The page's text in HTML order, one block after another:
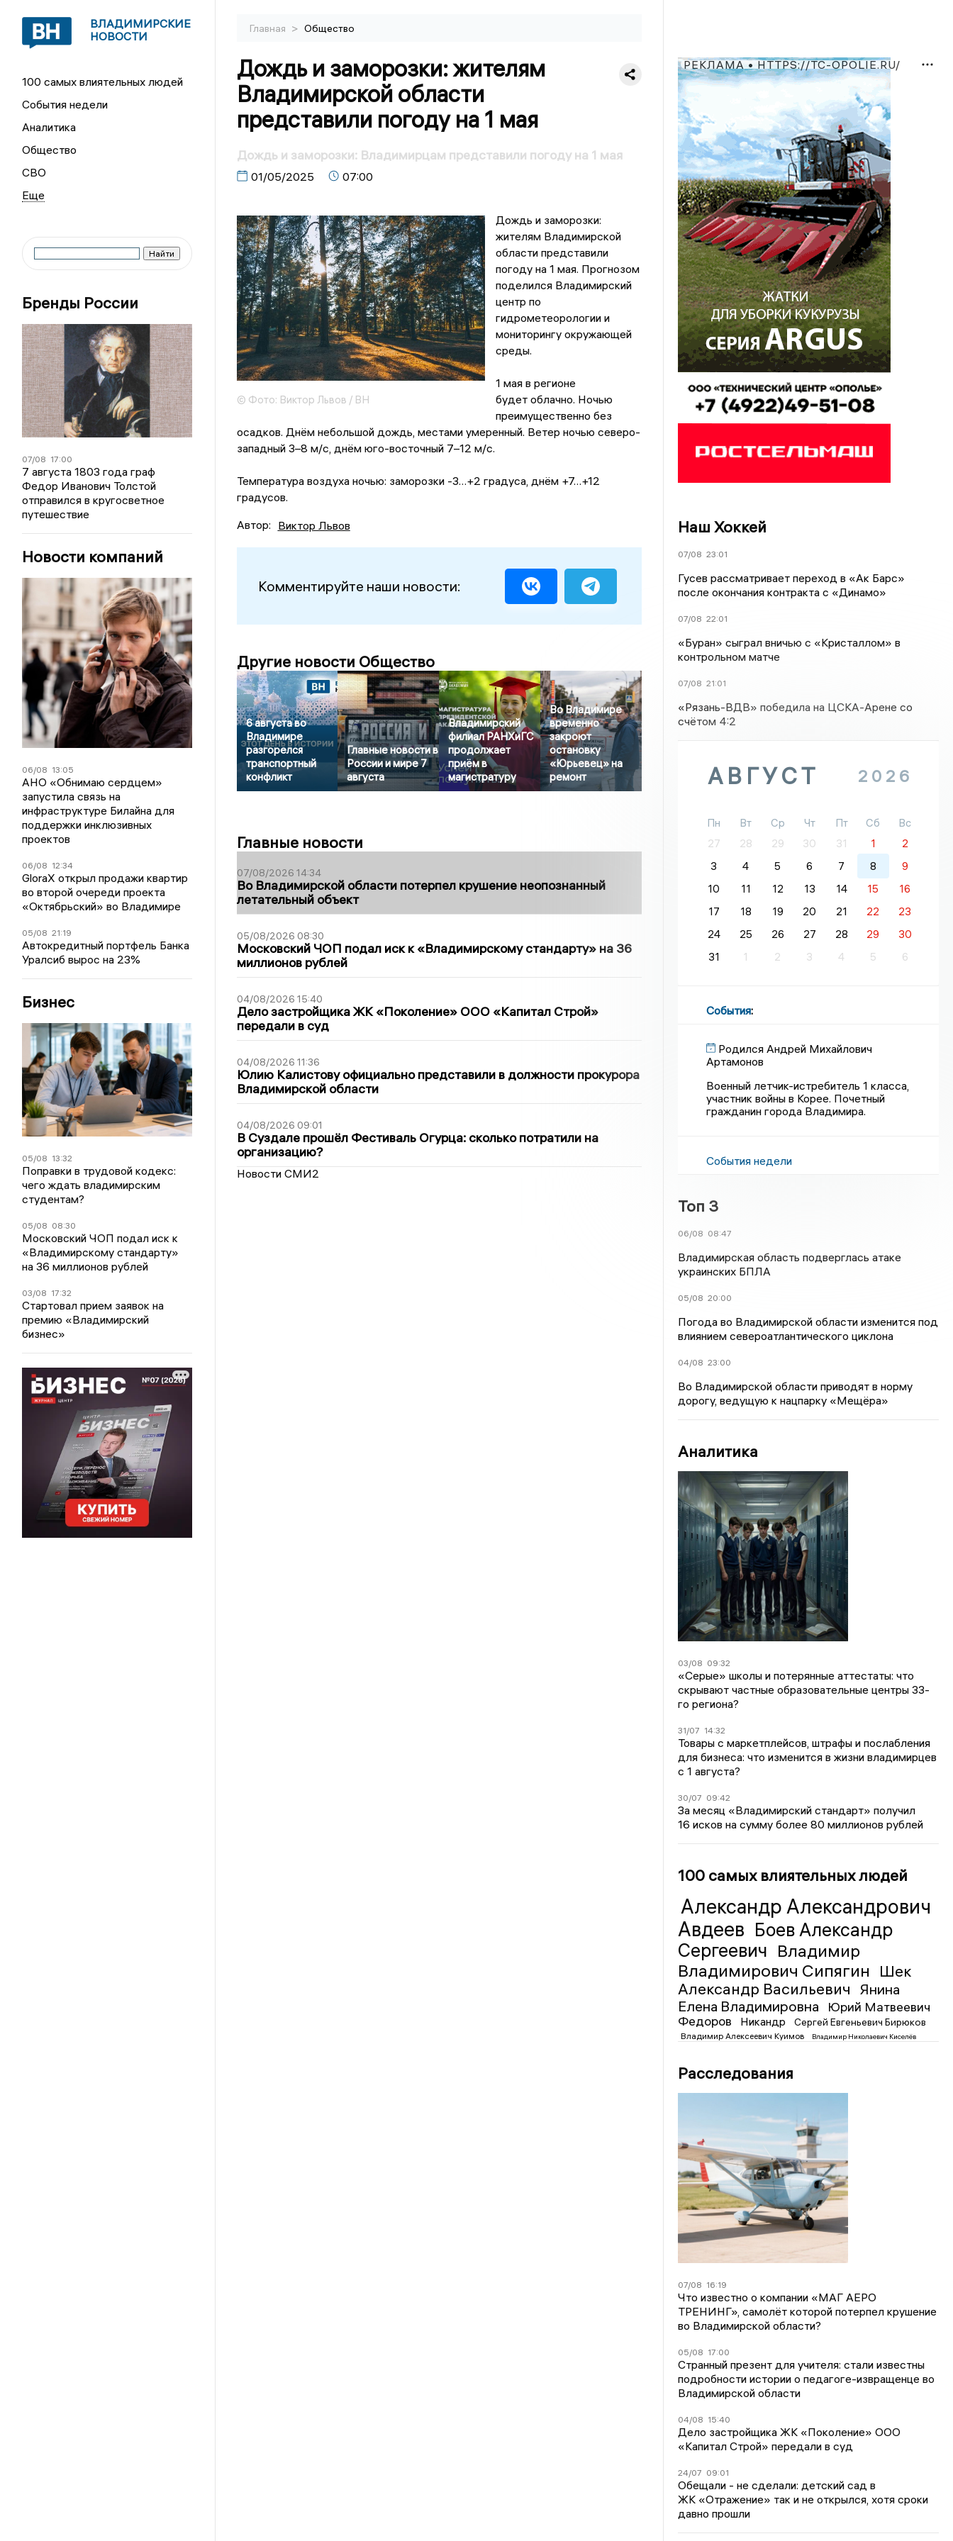
ВЛАДИМИРСКИЕ
НОВОСТИ
100 самых влиятельных людей
События недели
Аналитика
Общество
СВО
Бренды России
07/08 17:00
7 августа 1803 года граф
Федор Иванович Толстой
отправился в кругосветное
путешествие
Новости компаний
06/08 13:05
АНО «Обнимаю сердцем»
запустила связь на
инфраструктуре Билайна для
поддержки инклюзивных
проектов
06/08 12:34
GloraX открыл продажи квартир
во второй очереди проекта
«Октябрьский» во Владимире
05/08 21:19
Автокредитный портфель Банка
Уралсиб вырос на 23%
Бизнес
05/08 13:32
Поправки в трудовой кодекс:
чего ждать владимирским
студентам?
05/08 08:30
Московский ЧОП подал иск к
«Владимирскому стандарту»
на 36 миллионов рублей
03/08 17:32
Стартовал прием заявок на
премию «Владимирский
бизнес»
Главная > Общество
Дождь и заморозки: жителям
Владимирской области
представили погоду на 1 мая
Дождь и заморозки: Владимирцам представили погоду на 1 мая
01/05/2025 07:00
© Фото: Виктор Львов / ВН
Дождь и заморозки:
жителям Владимирской
области представили
погоду на 1 мая. Прогнозом
поделился Владимирский
центр по
гидрометеорологии и
мониторингу окружающей
среды.
1 мая в регионе
будет облачно. Ночью
преимущественно без
осадков. Днём небольшой дождь, местами умеренный. Ветер ночью северо-
западный 3–8 м/с, днём юго-восточный 7–12 м/с.
Температура воздуха ночью: заморозки -3…+2 градуса, днём +7…+12
градусов.
Автор: Виктор Львов
Комментируйте наши новости:
Другие новости Общество
6 августа во
Владимире
разгорелся
транспортный
конфликт
Главные новости в
России и мире 7
августа
Владимирский
филиал РАНХиГС
продолжает
приём в
магистратуру
Во Владимире
временно
закроют
остановку
«Юрьевец» на
ремонт
Главные новости
07/08/2026 14:34
Во Владимирской области потерпел крушение неопознанный
летательный объект
05/08/2026 08:30
Московский ЧОП подал иск к «Владимирскому стандарту» на 36
миллионов рублей
04/08/2026 15:40
Дело застройщика ЖК «Поколение» ООО «Капитал Строй»
передали в суд
04/08/2026 11:36
Юлию Калистову официально представили в должности прокурора
Владимирской области
04/08/2026 09:01
В Суздале прошёл Фестиваль Огурца: сколько потратили на
организацию?
Новости СМИ2
РЕКЛАМА • HTTPS://TC-OPOLIE.RU/
Наш Хоккей
07/08 23:01
Гусев рассматривает переход в «Ак Барс»
после окончания контракта с «Динамо»
07/08 22:01
«Буран» сыграл вничью с «Кристаллом» в
контрольном матче
07/08 21:01
«Рязань-ВДВ» победила на ЦСКА-Арене со
счётом 4:2
АВГУСТ 2026
Пн Вт Ср Чт Пт Сб
Вс
27
28 29 30 31 1
2
3
4 5 6 7 8
9
10
11 12 13 14 15
16
17
18 19 20 21 22
23
24
25 26 27 28 29
30
31
1 2 3 4 5 6
События:
Родился Андрей Михайлович
Артамонов
Военный летчик-истребитель 1 класса,
участник войны в Корее. Почетный
гражданин города Владимира.
События недели
Топ 3
06/08 08:47
Владимирская область подверглась атаке
украинских БПЛА
05/08 20:00
Погода во Владимирской области изменится под
влиянием североатлантического циклона
04/08 23:00
Во Владимирской области приводят в норму
дорогу, ведущую к нацпарку «Мещёра»
Аналитика
03/08 09:32
«Серые» школы и потерянные аттестаты: что
скрывают частные образовательные центры 33-
го региона?
31/07 14:32
Товары с маркетплейсов, штрафы и послабления
для бизнеса: что изменится в жизни владимирцев
с 1 августа?
30/07 09:42
За месяц «Владимирский стандарт» получил
16 исков на сумму более 80 миллионов рублей
100 самых влиятельных людей
Александр Александрович
Авдеев Боев Александр
Сергеевич Владимир
Владимирович Сипягин Шек
Александр Васильевич
Янина
Елена Владимировна
Юрий Матвеевич
Федоров
Никандр Сергей Евгеньевич Бирюков
Владимир Алексеевич Куимов Владимир Николаевич Киселёв
Расследования
07/08 16:19
Что известно о компании «МАГ АЕРО
ТРЕНИНГ», самолёт которой потерпел крушение
во Владимирской области?
05/08 17:00
Странный презент для учителя: стали известны
подробности истории о педагоге-извращенце во
Владимирской области
04/08 15:40
Дело застройщика ЖК «Поколение» ООО
«Капитал Строй» передали в суд
24/07 09:01
Обещали - не сделали: детский сад в
ЖК «Отражение» так и не открылся, хотя сроки
давно прошли